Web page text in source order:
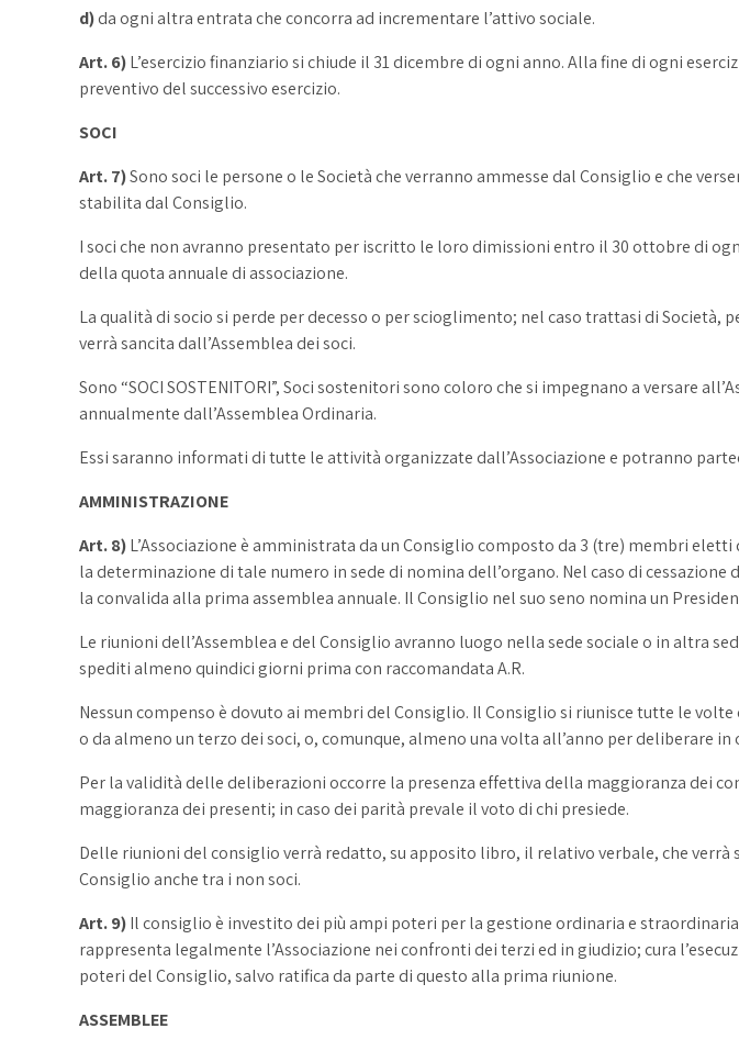
d)da ogni altra entrata che concorra ad incrementare l’attivo sociale.
Art. 6)L’esercizio finanziario si chiude il 31 dicembre di ogni anno. Alla fine di ogni
preventivo del successivo esercizio.
SOCI
Art. 7)Sono soci le persone o le Società che verranno ammesse dal Consiglio e che
stabilita dal Consiglio.
I soci che non avranno presentato per iscritto le loro dimissioni entro il 30 ottobre di
della quota annuale di associazione.
La qualità di socio si perde per decesso o per scioglimento; nel caso trattasi di
verrà sancita dall’Assemblea dei soci.
Sono “SOCI SOSTENITORI”, Soci sostenitori sono coloro che si impegnano a versare
annualmente dall’Assemblea Ordinaria.
Essi saranno informati di tutte le attività organizzate dall’Associazione e potranno
AMMINISTRAZIONE
Art. 8)L’Associazione è amministrata da un Consiglio composto da 3 (tre) membri
la determinazione di tale numero in sede di nomina dell’organo. Nel caso di
la convalida alla prima assemblea annuale. Il Consiglio nel suo seno nomina un
Le riunioni dell’Assemblea e del Consiglio avranno luogo nella sede sociale o in altra
spediti almeno quindici giorni prima con raccomandata A.R.
Nessun compenso è dovuto ai membri del Consiglio. Il Consiglio si riunisce tutte le
o da almeno un terzo dei soci, o, comunque, almeno una volta all’anno per deliberare
Per la validità delle deliberazioni occorre la presenza effettiva della maggioranza dei
maggioranza dei presenti; in caso dei parità prevale il voto di chi presiede.
Delle riunioni del consiglio verrà redatto, su apposito libro, il relativo verbale, che
Consiglio anche tra i non soci.
Art. 9)Il consiglio è investito dei più ampi poteri per la gestione ordinaria e
rappresenta legalmente l’Associazione nei confronti dei terzi ed in giudizio; cura
poteri del Consiglio, salvo ratifica da parte di questo alla prima riunione.
ASSEMBLEE